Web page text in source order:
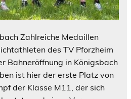
Zahlreiche Medaillen
des TV Pforzheim
Bahneröffnung in Königsbach
ist hier der erste Platz von
der Klasse M11, der sich